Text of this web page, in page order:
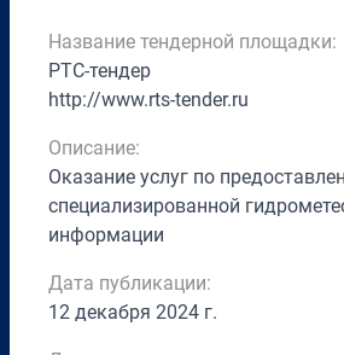
Название тендерной площадки:
РТС-тендер
http://www.rts-tender.ru
Описание:
Оказание услуг по
специализированной
информации
Дата публикации:
12 декабря 2024 г.